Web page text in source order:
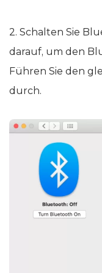
2. Schalten Sie
darauf, um den
Führen Sie den
durch.